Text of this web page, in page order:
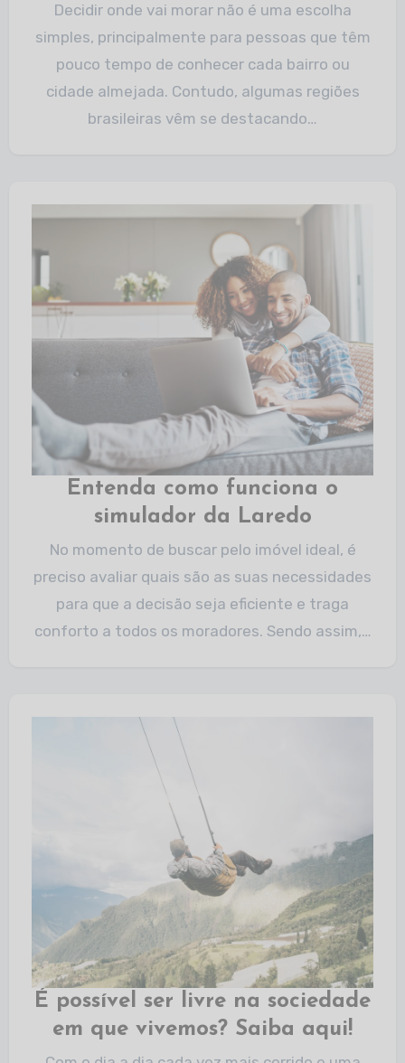
Decidir onde vai morar não é uma escolha
simples, principalmente para pessoas que têm
pouco tempo de conhecer cada bairro ou
cidade almejada. Contudo, algumas regiões
brasileiras vêm se destacando…
Entenda como funciona o
simulador da Laredo
No momento de buscar pelo imóvel ideal, é
preciso avaliar quais são as suas necessidades
para que a decisão seja eficiente e traga
conforto a todos os moradores. Sendo assim,…
É possível ser livre na sociedade
em que vivemos? Saiba aqui!